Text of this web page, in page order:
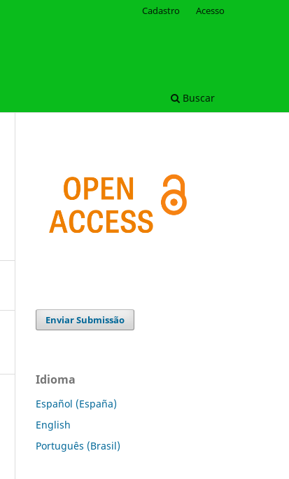
Buscar
Cadastro Acesso
Enviar Submissão
Idioma
Español (España)
English
Português (Brasil)